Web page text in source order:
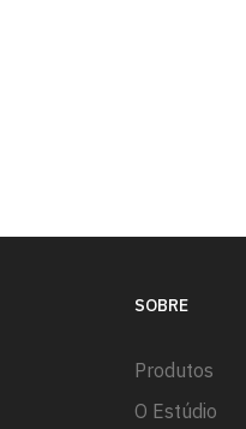
SOBRE
Produtos
O Estúdio